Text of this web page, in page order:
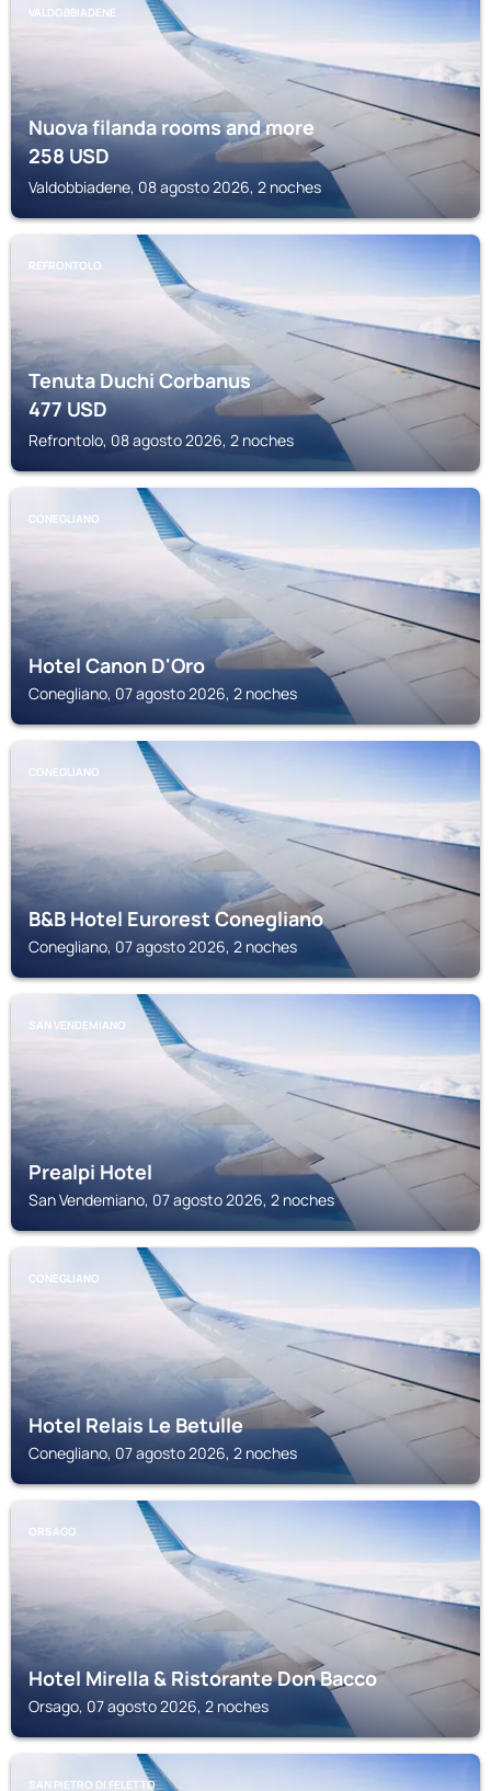
VALDOBBIADENE
Nuova filanda rooms and more
258USD
Valdobbiadene, 08 agosto 2026, 2 noches
REFRONTOLO
Tenuta Duchi Corbanus
477USD
Refrontolo, 08 agosto 2026, 2 noches
CONEGLIANO
Hotel Canon D'Oro
Conegliano, 07 agosto 2026, 2 noches
CONEGLIANO
B&B Hotel Eurorest Conegliano
Conegliano, 07 agosto 2026, 2 noches
SAN VENDEMIANO
Prealpi Hotel
San Vendemiano, 07 agosto 2026, 2 noches
CONEGLIANO
Hotel Relais Le Betulle
Conegliano, 07 agosto 2026, 2 noches
ORSAGO
Hotel Mirella & Ristorante Don Bacco
Orsago, 07 agosto 2026, 2 noches
SAN PIETRO DI FELETTO